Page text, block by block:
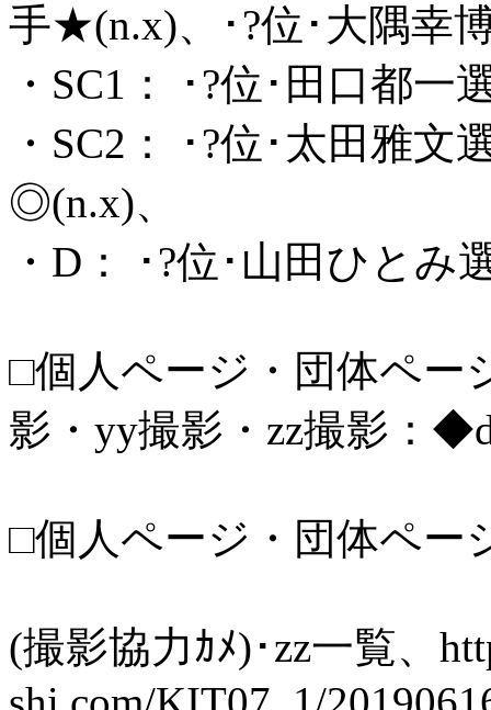
手★(n.x)、･?位･大隅幸
・SC1： ･?位･田口都
・SC2： ･?位･太田雅
◎(n.x)、
・D： ･?位･山田ひと
□個人ページ・団体ペー
影・yy撮影・zz撮影：
□個人ページ・団体ペー
(撮影協力ｶﾒ)･zz一覧、